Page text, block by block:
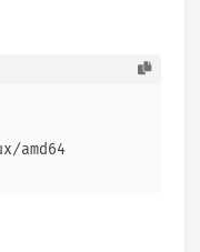
amd64